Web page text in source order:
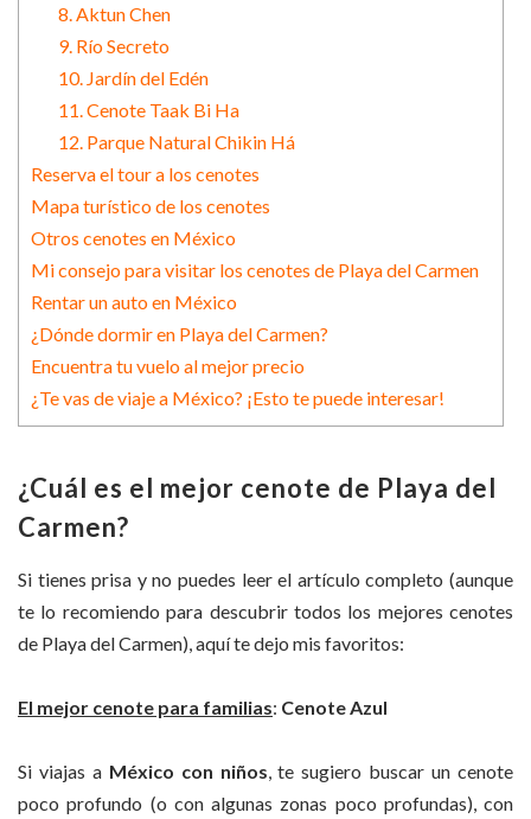
8. Aktun Chen
9. Río Secreto
10. Jardín del Edén
11. Cenote Taak Bi Ha
12. Parque Natural Chikin Há
Reserva el tour a los cenotes
Mapa turístico de los cenotes
Otros cenotes en México
Mi consejo para visitar los cenotes de Playa del Carmen
Rentar un auto en México
¿Dónde dormir en Playa del Carmen?
Encuentra tu vuelo al mejor precio
¿Te vas de viaje a México? ¡Esto te puede interesar!
¿Cuál es el mejor cenote de Playa del
Carmen?
Si tienes prisa y no puedes leer el artículo completo (aunque
te lo recomiendo para descubrir todos los mejores cenotes
de Playa del Carmen), aquí te dejo mis favoritos:
El mejor cenote para familias: Cenote Azul
Si viajas a México con niños, te sugiero buscar un cenote
poco profundo (o con algunas zonas poco profundas), con